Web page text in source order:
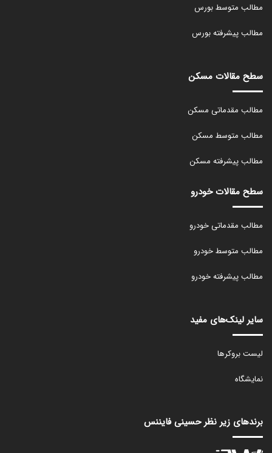
مطالب متوسط بورس
مطالب پیشرفته بورس
سطح مقالات مسکن
مطالب مقدماتی مسکن
مطالب متوسط مسکن
مطالب پیشرفته مسکن
سطح مقالات خودرو
مطالب مقدماتی خودرو
مطالب متوسط خودرو
مطالب پیشرفته خودرو
سایر لینک‌های مفید
لیست بروکرها
نمایشگاه
برندهای زیر نظر حسینی فایننس